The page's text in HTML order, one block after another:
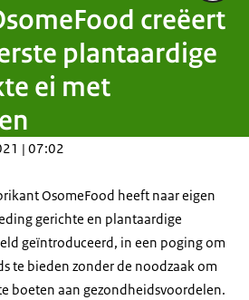
creëert
plantaardige
ei met
| 07:02
OsomeFood heeft naar eigen
gerichte en plantaardige
geïntroduceerd, in een poging om
te bieden zonder de noodzaak om
boeten aan gezondheidsvoordelen.